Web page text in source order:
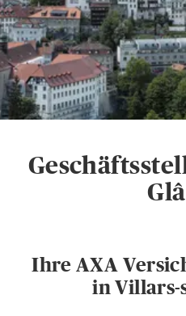
Ihre AXA
in Villars-